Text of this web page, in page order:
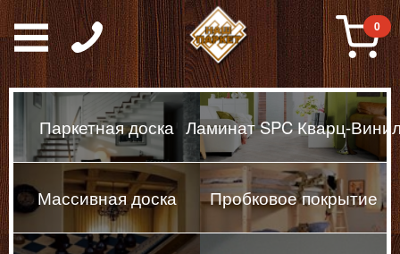
Паркет, Штучный
0
Паркетная доска Ламинат SPC Кварц-
Массивная доска Пробковое покрытие